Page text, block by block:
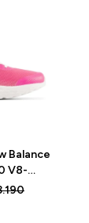
Balance
V8-
PINK